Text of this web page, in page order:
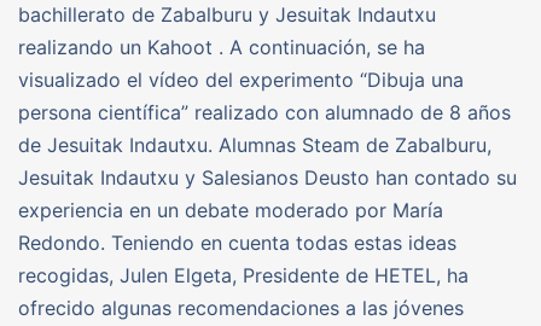
bachillerato de Zabalburu y Jesuitak Indautxu
realizando un Kahoot . A continuación, se ha
visualizado el vídeo del experimento “Dibuja una
persona científica” realizado con alumnado de 8 años
de Jesuitak Indautxu. Alumnas Steam de Zabalburu,
Jesuitak Indautxu y Salesianos Deusto han contado su
experiencia en un debate moderado por María
Redondo. Teniendo en cuenta todas estas ideas
recogidas, Julen Elgeta, Presidente de HETEL, ha
ofrecido algunas recomendaciones a las jóvenes